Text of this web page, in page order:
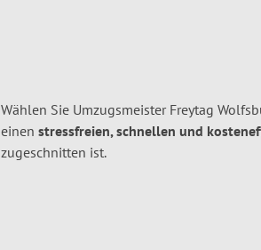
Wählen Sie Umzugsmeister Freytag
einen stressfreien, schnellen und
zugeschnitten ist.